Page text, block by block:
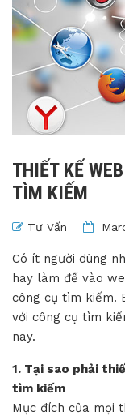
THIẾT KẾ
TÌM KIẾM
Tư Vấn
Có ít người dùng
hay làm để vào
công cụ tìm kiếm.
với công cụ tìm
nay.
1. Tại sao phải
tìm kiếm
Mục đích của mọi